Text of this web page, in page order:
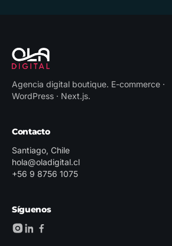
Agencia digital boutique. E-commerce ·
WordPress · Next.js.
Contacto
Santiago, Chile
hola@oladigital.cl
+56 9 8756 1075
Síguenos